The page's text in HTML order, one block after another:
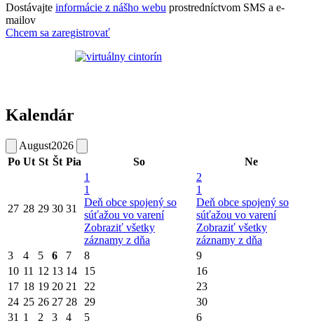
Dostávajte informácie z nášho webu prostredníctvom SMS a e-
mailov
Chcem sa zaregistrovať
Kalendár
August2026
Po Ut St Št Pia So Ne
27 28 29 30 31
1
1
Deň obce spojený so
súťažou vo varení
Zobraziť všetky
záznamy z dňa
2
1
Deň obce spojený so
súťažou vo varení
Zobraziť všetky
záznamy z dňa
3
4 5 6 7 8
9
10 11 12 13 14 15
16
17 18 19 20 21 22
23
24 25 26 27 28 29
30
31 1 2 3 4 5 6